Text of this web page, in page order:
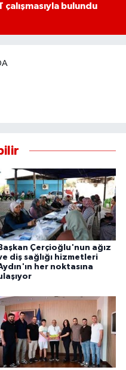
çalışmasıyla bulundu
Başkan Çerçioğlu'nun ağız
diş sağlığı hizmetleri
her noktasına